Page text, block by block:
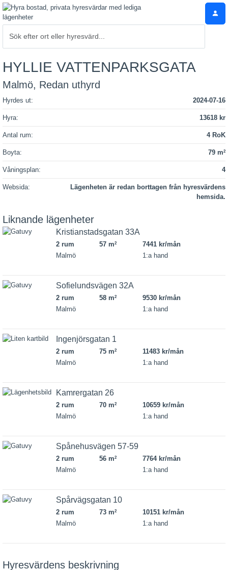
HYLLIE VATTENPARKSGATA
Malmö, Redan uthyrd
Hyrdes ut: 2024-07-16
Hyra: 13618 kr
Antal rum: 4 RoK
Boyta: 79 m2
Våningsplan: 4
Websida:
Lägenheten är redan borttagen från hyresvärdens
hemsida.
Liknande lägenheter
Kristianstadsgatan 33A
2 rum 57 m2
7441 kr/mån
Malmö
1:a hand
Sofielundsvägen 32A
2 rum 58 m2
9530 kr/mån
Malmö
1:a hand
Ingenjörsgatan 1
2 rum 75 m2
11483 kr/mån
Malmö
1:a hand
Kamrergatan 26
2 rum 70 m2
10659 kr/mån
Malmö
1:a hand
Spånehusvägen 57-59
2 rum 56 m2
7764 kr/mån
Malmö
1:a hand
Spårvägsgatan 10
2 rum 73 m2
10151 kr/mån
Malmö
1:a hand
Hyresvärdens beskrivning